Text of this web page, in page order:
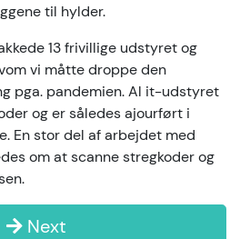
til hylder.
13 frivillige udstyret og
vi måtte droppe den
pga. pandemien. Al it-udstyret
og er således ajourført i
En stor del af arbejdet med
om at scanne stregkoder og
Next